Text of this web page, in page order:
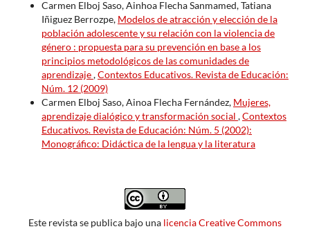
Carmen Elboj Saso, Ainhoa Flecha Sanmamed, Tatiana
Iñiguez Berrozpe, Modelos de atracción y elección de la
población adolescente y su relación con la violencia de
género : propuesta para su prevención en base a los
principios metodológicos de las comunidades de
aprendizaje,Contextos Educativos. Revista de Educación:
Núm. 12 (2009)
Carmen Elboj Saso, Ainoa Flecha Fernández, Mujeres,
aprendizaje dialógico y transformación social ,Contextos
Educativos. Revista de Educación: Núm. 5 (2002):
Monográfico: Didáctica de la lengua y la literatura
Este revista se publica bajo una licencia Creative Commons